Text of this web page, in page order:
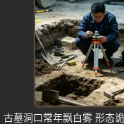
古墓洞口常年飘白雾 形态